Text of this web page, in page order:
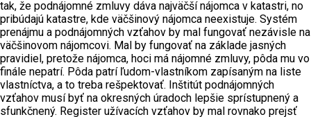
tak, že podnájomné zmluvy dáva najväčší nájomca v katastri, no
pribúdajú katastre, kde väčšinový nájomca neexistuje. Systém
prenájmu a podnájomných vzťahov by mal fungovať nezávisle na
väčšinovom nájomcovi. Mal by fungovať na základe jasných
pravidiel, pretože nájomca, hoci má nájomné zmluvy, pôda mu vo
finále nepatrí. Pôda patrí ľudom-vlastníkom zapísaným na liste
vlastníctva, a to treba rešpektovať. Inštitút podnájomných
vzťahov musí byť na okresných úradoch lepšie sprístupnený a
sfunkčnený. Register užívacích vzťahov by mal rovnako prejsť